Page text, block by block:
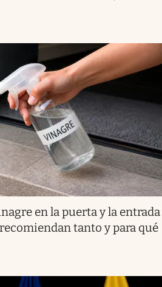
en la puerta y la entrada
tanto y para qué